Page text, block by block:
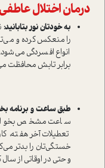
درمان اختلال
به خودتان نور بتابانید:
را منعکس کرده و
انواع افسردگی
برابر تابش محافظت
طبق ساعت و برنامه
ساعت مشخص
تعطیلات آخر هفته،
خستگی‌تان را بدتر
و حتی در اوقاتی از